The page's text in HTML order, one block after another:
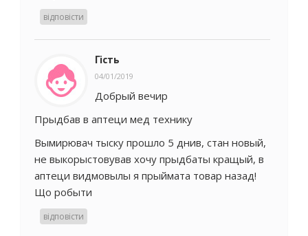
відповісти
Гість
04/01/2019
Добрый вечир
Прыдбав в аптеци мед технику
Вымирювач тыску прошло 5 днив, стан новый,
не выкорыстовував хочу прыдбаты кращый, в
аптеци видмовылы я прыймата товар назад!
Що робыти
відповісти